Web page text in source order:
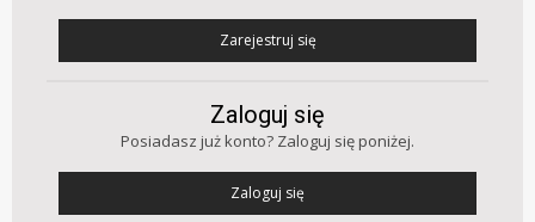
Zarejestruj się
Zaloguj się
Posiadasz już konto? Zaloguj się poniżej.
Zaloguj się